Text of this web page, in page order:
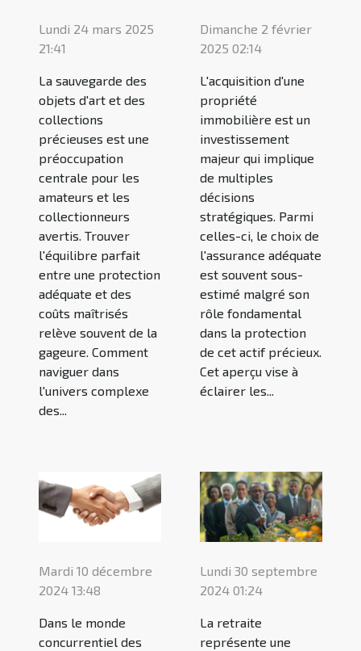
Lundi 24 mars 2025
21:41
La sauvegarde des
objets d'art et des
collections
précieuses est une
préoccupation
centrale pour les
amateurs et les
collectionneurs
avertis. Trouver
l'équilibre parfait
entre une protection
adéquate et des
coûts maîtrisés
relève souvent de la
gageure. Comment
naviguer dans
l'univers complexe
des...
Dimanche 2 février
2025 02:14
L'acquisition d'une
propriété
immobilière est un
investissement
majeur qui implique
de multiples
décisions
stratégiques. Parmi
celles-ci, le choix de
l'assurance adéquate
est souvent sous-
estimé malgré son
rôle fondamental
dans la protection
de cet actif précieux.
Cet aperçu vise à
éclairer les...
Mardi 10 décembre
2024 13:48
Dans le monde
concurrentiel des
Lundi 30 septembre
2024 01:24
La retraite
représente une